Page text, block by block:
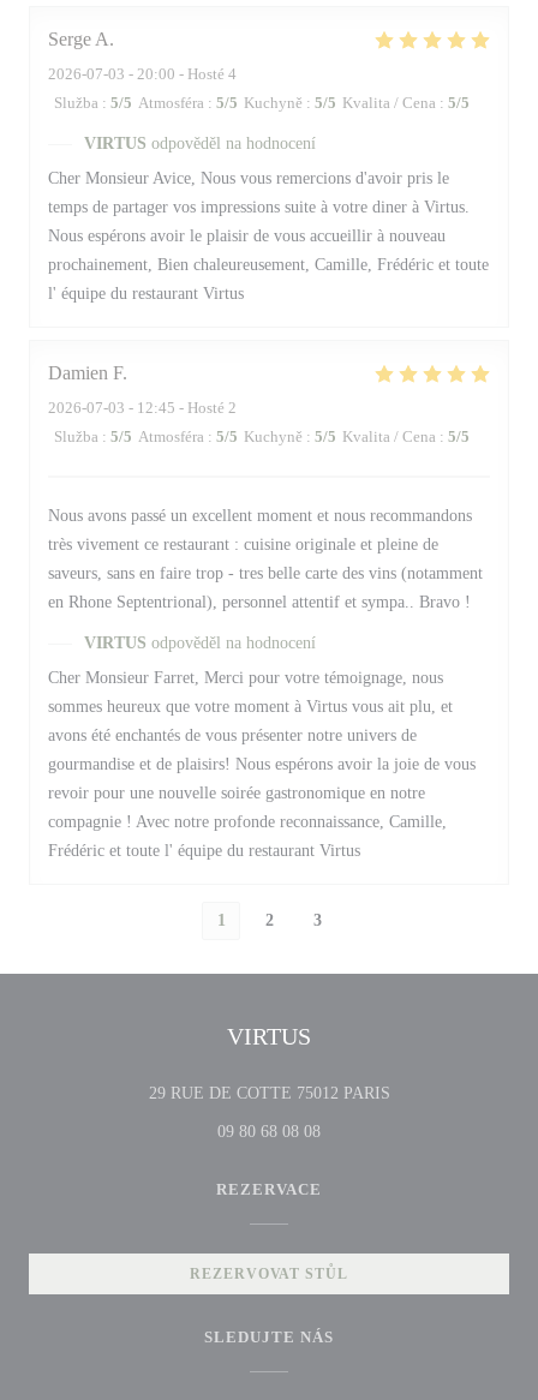
Serge A
2026-07-03 - 20:00 - Hosté 4
Služba : 5/5 Atmosféra : 5/5 Kuchyně : 5/5 Kvalita / Cena : 5/5
VIRTUS odpověděl na hodnocení
Cher Monsieur Avice, Nous vous remercions d'avoir pris le
temps de partager vos impressions suite à votre diner à Virtus.
Nous espérons avoir le plaisir de vous accueillir à nouveau
prochainement, Bien chaleureusement, Camille, Frédéric et toute
l' équipe du restaurant Virtus
Damien F
2026-07-03 - 12:45 - Hosté 2
Služba : 5/5 Atmosféra : 5/5 Kuchyně : 5/5 Kvalita / Cena : 5/5
Nous avons passé un excellent moment et nous recommandons
très vivement ce restaurant : cuisine originale et pleine de
saveurs, sans en faire trop - tres belle carte des vins (notamment
en Rhone Septentrional), personnel attentif et sympa.. Bravo !
VIRTUS odpověděl na hodnocení
Cher Monsieur Farret, Merci pour votre témoignage, nous
sommes heureux que votre moment à Virtus vous ait plu, et
avons été enchantés de vous présenter notre univers de
gourmandise et de plaisirs! Nous espérons avoir la joie de vous
revoir pour une nouvelle soirée gastronomique en notre
compagnie ! Avec notre profonde reconnaissance, Camille,
Frédéric et toute l' équipe du restaurant Virtus
1 2 3
VIRTUS
29 RUE DE COTTE 75012 PARIS((otevře se v novém
09 80 68 08 08
REZERVACE
REZERVOVAT STŮL
SLEDUJTE NÁS